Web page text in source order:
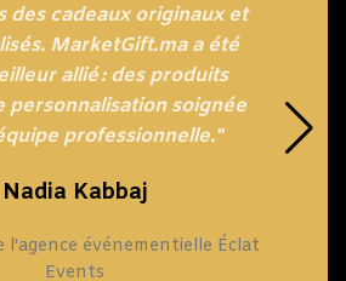
des cadeaux originaux et
MarketGift.ma a été
allié : des produits
personnalisation soignée
professionnelle."
Nadia Kabbaj
l'agence événementielle Éclat
Events